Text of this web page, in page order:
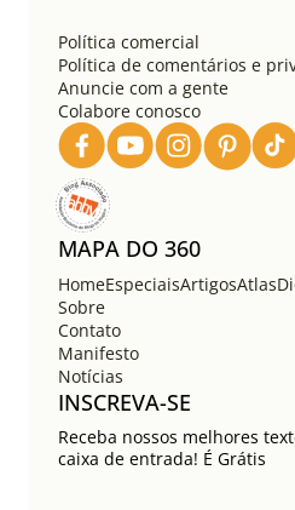
Política comercial
Política de comentários e
Anuncie com a gente
Colabore conosco
MAPA DO 360
HomeEspeciaisArtigosAtlas
Sobre
Contato
Manifesto
Notícias
INSCREVA-SE
Receba nossos melhores
caixa de entrada! É Grátis